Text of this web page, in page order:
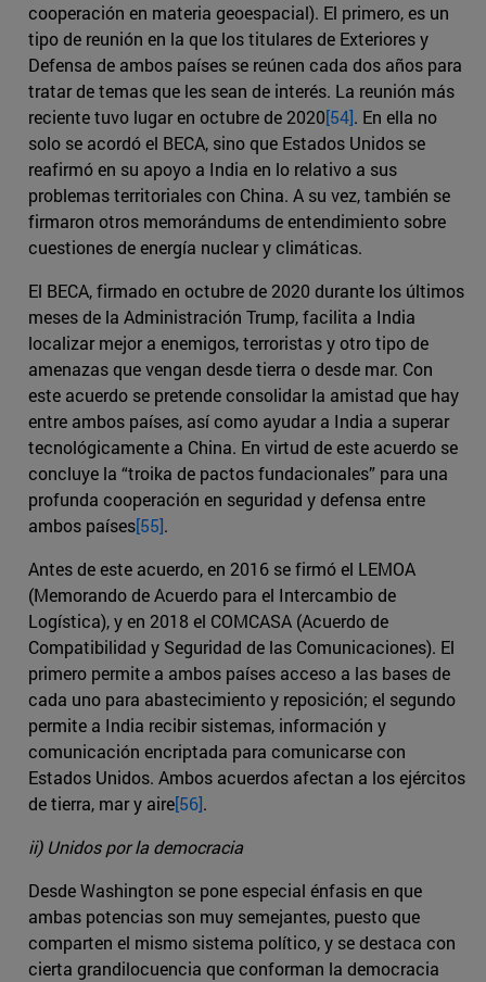
cooperación en materia geoespacial). El primero, es un
tipo de reunión en la que los titulares de Exteriores y
Defensa de ambos países se reúnen cada dos años para
tratar de temas que les sean de interés. La reunión más
reciente tuvo lugar en octubre de 2020[54]. En ella no
solo se acordó el BECA, sino que Estados Unidos se
reafirmó en su apoyo a India en lo relativo a sus
problemas territoriales con China. A su vez, también se
firmaron otros memorándums de entendimiento sobre
cuestiones de energía nuclear y climáticas.
El BECA, firmado en octubre de 2020 durante los últimos
meses de la Administración Trump, facilita a India
localizar mejor a enemigos, terroristas y otro tipo de
amenazas que vengan desde tierra o desde mar. Con
este acuerdo se pretende consolidar la amistad que hay
entre ambos países, así como ayudar a India a superar
tecnológicamente a China. En virtud de este acuerdo se
concluye la “troika de pactos fundacionales” para una
profunda cooperación en seguridad y defensa entre
ambos países[55].
Antes de este acuerdo, en 2016 se firmó el LEMOA
(Memorando de Acuerdo para el Intercambio de
Logística), y en 2018 el COMCASA (Acuerdo de
Compatibilidad y Seguridad de las Comunicaciones). El
primero permite a ambos países acceso a las bases de
cada uno para abastecimiento y reposición; el segundo
permite a India recibir sistemas, información y
comunicación encriptada para comunicarse con
Estados Unidos. Ambos acuerdos afectan a los ejércitos
de tierra, mar y aire[56].
ii) Unidos por la democracia
Desde Washington se pone especial énfasis en que
ambas potencias son muy semejantes, puesto que
comparten el mismo sistema político, y se destaca con
cierta grandilocuencia que conforman la democracia